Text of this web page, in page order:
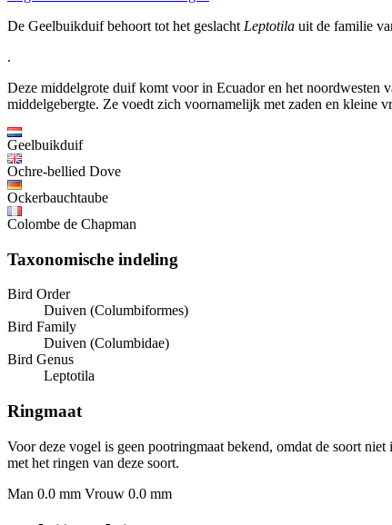
De Geelbuikduif behoort tot het geslacht Leptotila uit de familie
.
Deze middelgrote duif komt voor in Ecuador en het noordwesten
middelgebergte. Ze voedt zich voornamelijk met zaden en kleine
Geelbuikduif
Ochre-bellied Dove
Ockerbauchtaube
Colombe de Chapman
Taxonomische indeling
Bird Order
Duiven (Columbiformes)
Bird Family
Duiven (Columbidae)
Bird Genus
Leptotila
Ringmaat
Voor deze vogel is geen pootringmaat bekend, omdat de soort
met het ringen van deze soort.
Man 0.0 mm Vrouw 0.0 mm